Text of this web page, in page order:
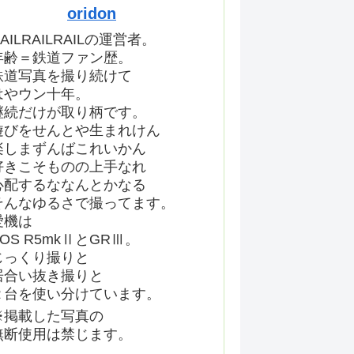
oridon
の運営者。
齢＝鉄道ファン歴。
道写真を撮り続けて
やウン十年。
続だけが取り柄です。
びをせんとや生まれけん
しまずんばこれいかん
きこそものの上手なれ
配するななんとかなる
んなゆるさで撮ってます。
機は
R5mkⅡとGRⅢ。
っくり撮りと
合い抜き撮りと
台を使い分けています。
載した写真の
断使用は禁じます。